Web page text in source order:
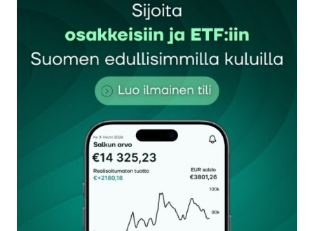
Sähköpostiosoitettasi ei julkaista.Pakolliset
kentät on merkitty*
Kommentti*
Nimesi tai nimimerkkisi